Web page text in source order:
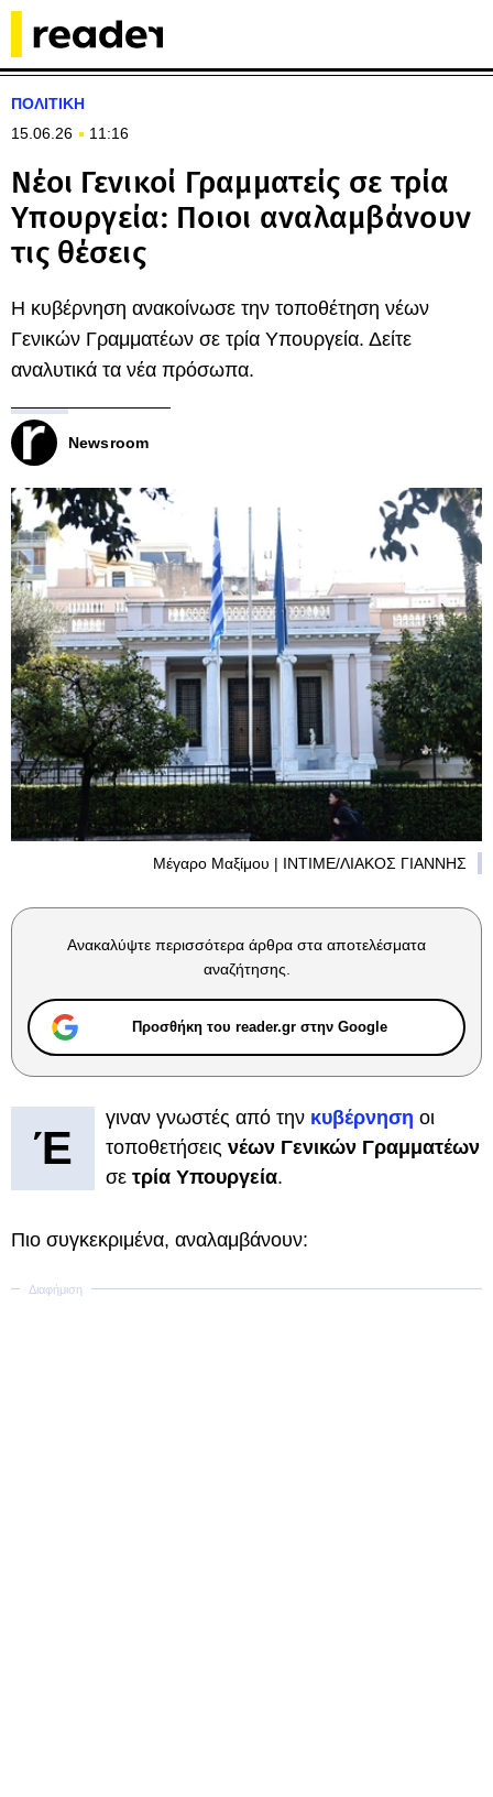
ΠΟΛΙΤΙΚΗ
15.06.26
11:16
Νέοι Γενικοί Γραμματείς σε τρία
Υπουργεία: Ποιοι αναλαμβάνουν
τις θέσεις
Η κυβέρνηση ανακοίνωσε την τοποθέτηση νέων
Γενικών Γραμματέων σε τρία Υπουργεία. Δείτε
αναλυτικά τα νέα πρόσωπα.
Newsroom
Μέγαρο Μαξίμου | ΙΝΤΙΜΕ/ΛΙΑΚΟΣ ΓΙΑΝΝΗΣ
Ανακαλύψτε περισσότερα άρθρα στα αποτελέσματα
αναζήτησης.
Προσθήκη του reader.gr στην Google
Έ
γιναν γνωστές από την κυβέρνηση οι
τοποθετήσεις νέων Γενικών Γραμματέων
σε τρία Υπουργεία.
Πιο συγκεκριμένα, αναλαμβάνουν: